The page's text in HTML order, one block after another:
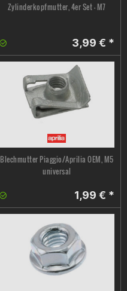
Zylinderkopfmutter, 4er Set - M7
3,99 € *
Blechmutter Piaggio/Aprilia OEM, M5
universal
1,99 € *